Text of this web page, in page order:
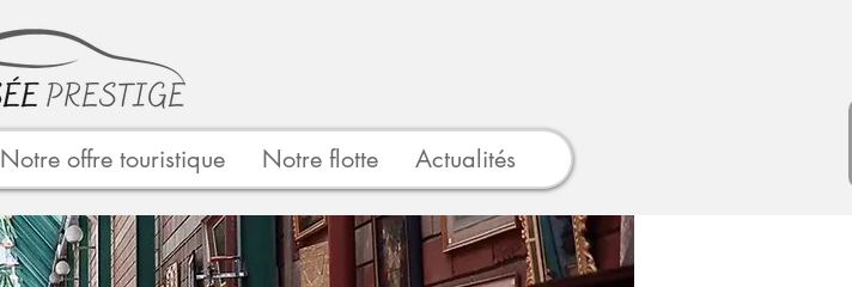
Notre offre touristique Notre flotte Actualités